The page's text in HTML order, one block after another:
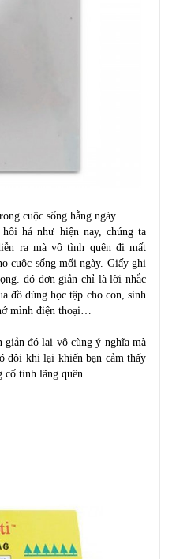
cuộc sống hằng ngày
hả như hiện nay, chúng ta
ra mà vô tình quên đi mất
cuộc sống mối ngày. Giấy ghi
đó đơn giản chỉ là lời nhắc
đồ dùng học tập cho con, sinh
mình điện thoại…
giản đó lại vô cùng ý nghĩa mà
đôi khi lại khiến bạn cảm thấy
cố tình lãng quên.